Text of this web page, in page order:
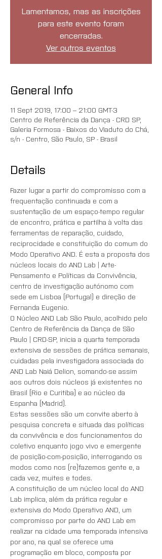
Lamentamos, mas as inscrições
para este evento foram
encerradas.
Ver outros eventos
General Info
11 Sept 2019, 17:00 – 21:00 GMT-3
Centro de Referência da Dança - CRD SP,
Galeria Formosa - Baixos do Viaduto do Chá,
s/n - Centro, São Paulo, SP - Brasil
Details
Fazer lugar a partir do compromisso com a
frequentação continuada e com a
sustentação de um espaço-tempo regular
de encontro, prática e partilha à volta das
ferramentas de reparação, cuidado,
reciprocidade e constituição do comum do
Modo Operativo AND. É esta a proposta dos
núcleos locais do AND Lab | Arte-
Pensamento e Políticas da Convivência,
centro de investigação autónomo com
sede em Lisboa (Portugal) e direção de
Fernanda Eugenio.
O Núcleo AND Lab São Paulo, acolhido pelo
Centro de Referência da Dança de São
Paulo | CRD-SP, inicia a quarta temporada
extensiva de sessões de prática semanais,
cuidadas pela investigadora associada do
AND Lab Naiá Delion, somando-se assim
aos outros dois núcleos já existentes no
Brasil (Rio e Curitiba) e ao núcleo da
Espanha (Madrid).
Estas sessões são um convite aberto à
pesquisa concreta e situada das políticas
da convivência e dos funcionamentos do
coletivo enquanto jogo vivo e emergente
de posição-com-posição, interrogando os
modos como nos (re)fazemos gente e, a
cada vez, muites e todes.
A constituição de um núcleo local do AND
Lab implica, além da prática regular e
extensiva do Modo Operativo AND, um
compromisso por parte do AND Lab em
realizar na cidade uma temporada intensiva
por ano, na qual se oferece uma
programação em bloco, composta por